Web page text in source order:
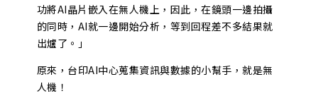
功將AI晶片嵌入在無人機上，因此，在鏡頭一邊拍攝
的同時，AI就一邊開始分析，等到回程差不多結果就
出爐了。」
原來，台印AI中心蒐集資訊與數據的小幫手，就是無
人機！